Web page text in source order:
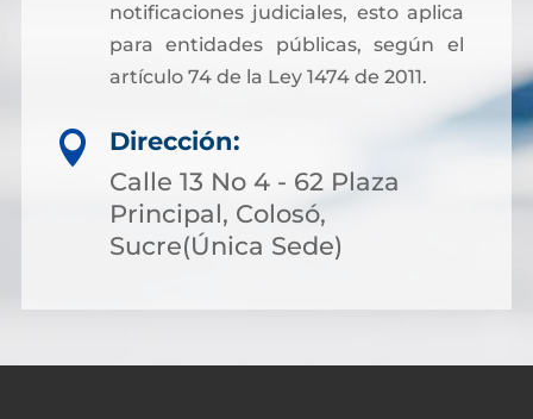
notificaciones judiciales, esto aplica
para entidades públicas, según el
artículo 74 de la Ley 1474 de 2011.

Dirección:
Calle 13 No 4 - 62 Plaza
Principal, Colosó,
Sucre(Única Sede)